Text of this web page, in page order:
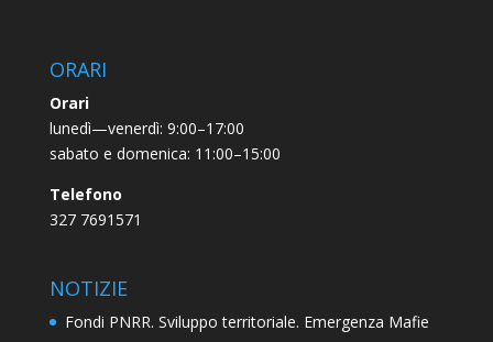
ORARI
Orari
lunedì—venerdì: 9:00–17:00
sabato e domenica: 11:00–15:00
Telefono
327 7691571
NOTIZIE
Fondi PNRR. Sviluppo territoriale. Emergenza Mafie